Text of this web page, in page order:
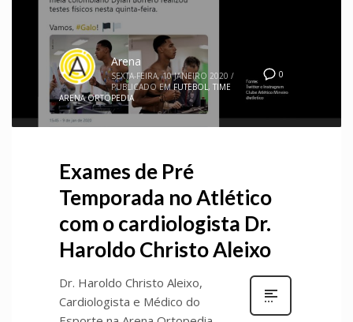
0
Arena
SEXTA-FEIRA, 10 JANEIRO 2020 /
PUBLICADO EM FUTEBOL , TIME
ARENA ORTOPEDIA
Exames de Pré
Temporada no Atlético
com o cardiologista Dr.
Haroldo Christo Aleixo
Dr. Haroldo Christo Aleixo,
Cardiologista e Médico do